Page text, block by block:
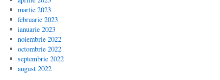
martie 2023
februarie 2023
ianuarie 2023
noiembrie 2022
octombrie 2022
septembrie 2022
august 2022